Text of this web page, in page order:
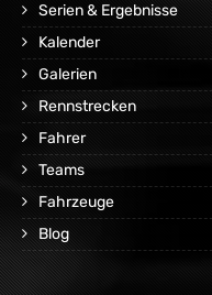
Serien & Ergebnisse
Kalender
Galerien
Rennstrecken
Fahrer
Teams
Fahrzeuge
Blog